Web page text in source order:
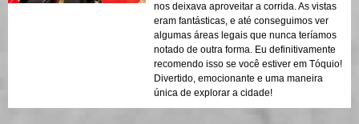
nos deixava aproveitar a corrida. As vistas
eram fantásticas, e até conseguimos ver
algumas áreas legais que nunca teríamos
notado de outra forma. Eu definitivamente
recomendo isso se você estiver em Tóquio!
Divertido, emocionante e uma maneira
única de explorar a cidade!